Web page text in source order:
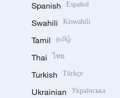
Spanish Español
Swahili Kiswahili
Tamil தமிழ்
Thai ไทย
Turkish Türkçe
Ukrainian Українська